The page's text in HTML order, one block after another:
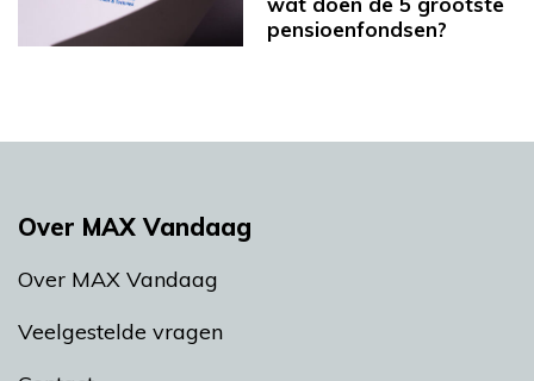
pensioenfondsen?
Over MAX Vandaag
Over MAX Vandaag
Veelgestelde vragen